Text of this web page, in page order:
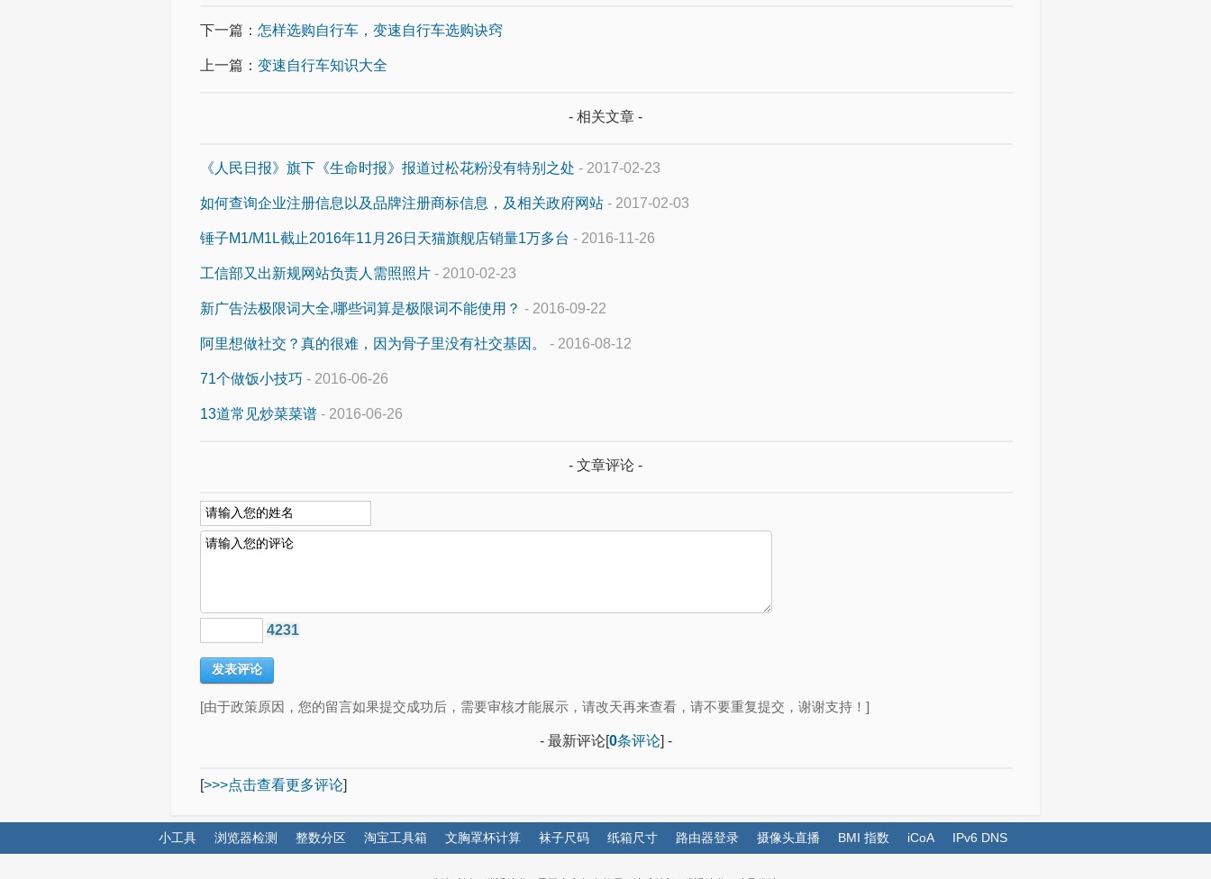
下一篇： 怎样选购自行车，变速自行车选购诀窍
上一篇： 变速自行车知识大全
- 相关文章 -
《人民日报》旗下《生命时报》报道过松花粉没有特别之处 - 2017-02-23
如何查询企业注册信息以及品牌注册商标信息，及相关政府网站 - 2017-02-03
锤子M1/M1L截止2016年11月26日天猫旗舰店销量1万多台 - 2016-11-26
工信部又出新规网站负责人需照照片 - 2010-02-23
新广告法极限词大全,哪些词算是极限词不能使用？ - 2016-09-22
阿里想做社交？真的很难，因为骨子里没有社交基因。 - 2016-08-12
71个做饭小技巧 - 2016-06-26
13道常见炒菜菜谱 - 2016-06-26
- 文章评论 -
4231
[由于政策原因，您的留言如果提交成功后，需要审核才能展示，请改天再来查看，请不要重复提交，谢谢支持！]
- 最新评论[0条评论] -
[>>>点击查看更多评论]
小工具 浏览器检测 整数分区 淘宝工具箱 文胸罩杯计算 袜子尺码 纸箱尺寸 路由器登录 摄像头直播 BMI 指数 iCoA IPv6 DNS